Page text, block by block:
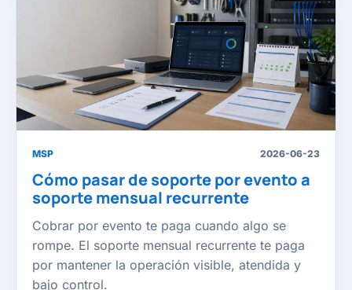
MSP 2026-06-23
Cómo pasar de soporte por evento a
soporte mensual recurrente
Cobrar por evento te paga cuando algo se
rompe. El soporte mensual recurrente te paga
por mantener la operación visible, atendida y
bajo control.